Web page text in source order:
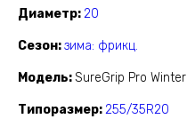
Диаметр 20
Сезон зима: фрикц.
Модель SureGrip Pro Winter
Типоразмер 255/35R20